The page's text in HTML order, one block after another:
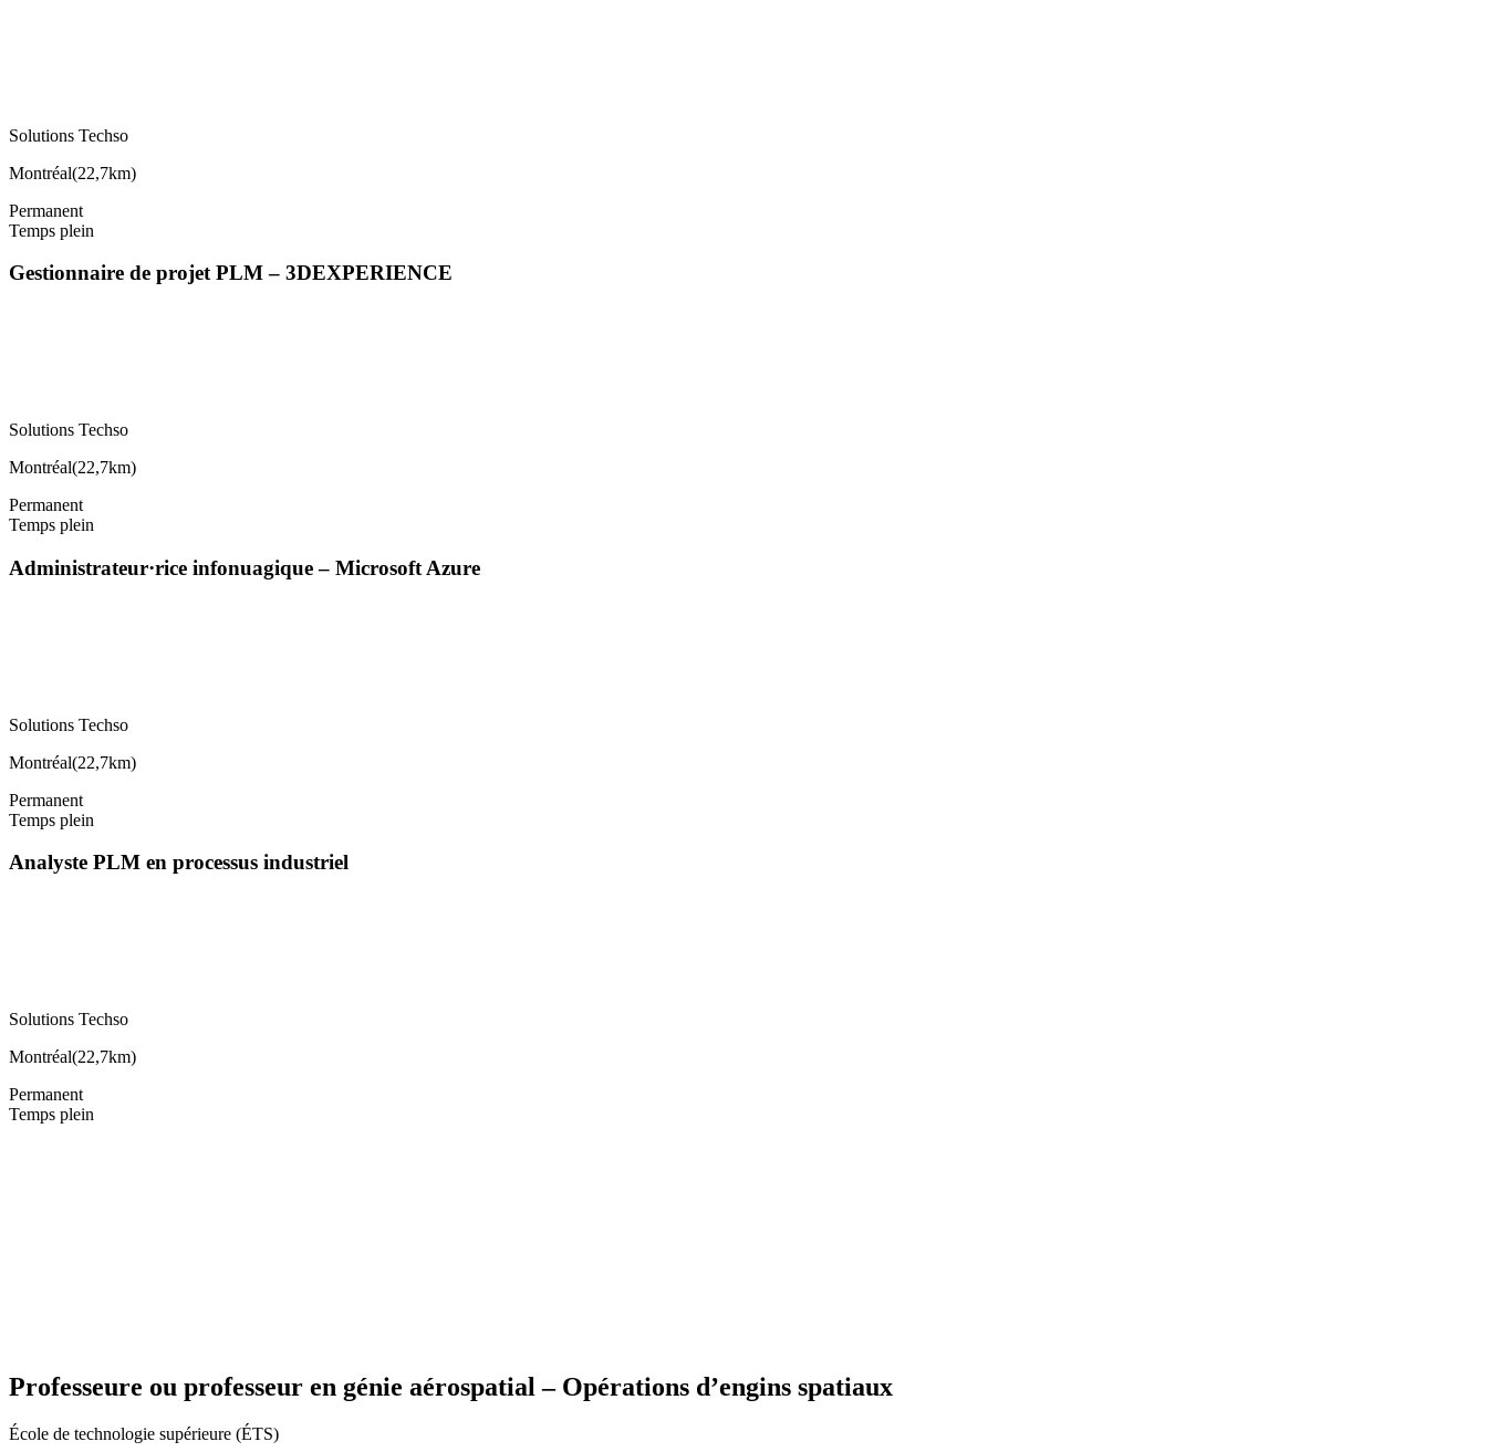
Solutions Techso
Montréal(22,7km)
Permanent
Temps plein
Gestionnaire de projet PLM – 3DEXPERIENCE
Solutions Techso
Montréal(22,7km)
Permanent
Temps plein
Administrateur·rice infonuagique – Microsoft Azure
Solutions Techso
Montréal(22,7km)
Permanent
Temps plein
Analyste PLM en processus industriel
Solutions Techso
Montréal(22,7km)
Permanent
Temps plein
Professeure ou professeur en génie aérospatial – Opérations d’engins spatiaux
École de technologie supérieure (ÉTS)